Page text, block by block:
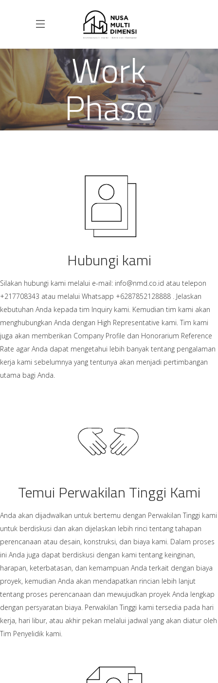
Work
Phase
Hubungi kami
Silakan hubungi kami melalui e-mail: info@nmd.co.id atau telepon
+217708343 atau melalui Whatsapp +6287852128888 . Jelaskan
kebutuhan Anda kepada tim Inquiry kami. Kemudian tim kami akan
menghubungkan Anda dengan High Representative kami. Tim kami
juga akan memberikan Company Profile dan Honorarium Reference
Rate agar Anda dapat mengetahui lebih banyak tentang pengalaman
kerja kami sebelumnya yang tentunya akan menjadi pertimbangan
utama bagi Anda.
Temui Perwakilan Tinggi Kami
Anda akan dijadwalkan untuk bertemu dengan Perwakilan Tinggi kami
untuk berdiskusi dan akan dijelaskan lebih rinci tentang tahapan
perencanaan atau desain, konstruksi, dan biaya kami. Dalam proses
ini Anda juga dapat berdiskusi dengan kami tentang keinginan,
harapan, keterbatasan, dan kemampuan Anda terkait dengan biaya
proyek, kemudian Anda akan mendapatkan rincian lebih lanjut
tentang proses perencanaan dan mewujudkan proyek Anda lengkap
dengan persyaratan biaya. Perwakilan Tinggi kami tersedia pada hari
kerja, hari libur, atau akhir pekan melalui jadwal yang akan diatur oleh
Tim Penyelidik kami.